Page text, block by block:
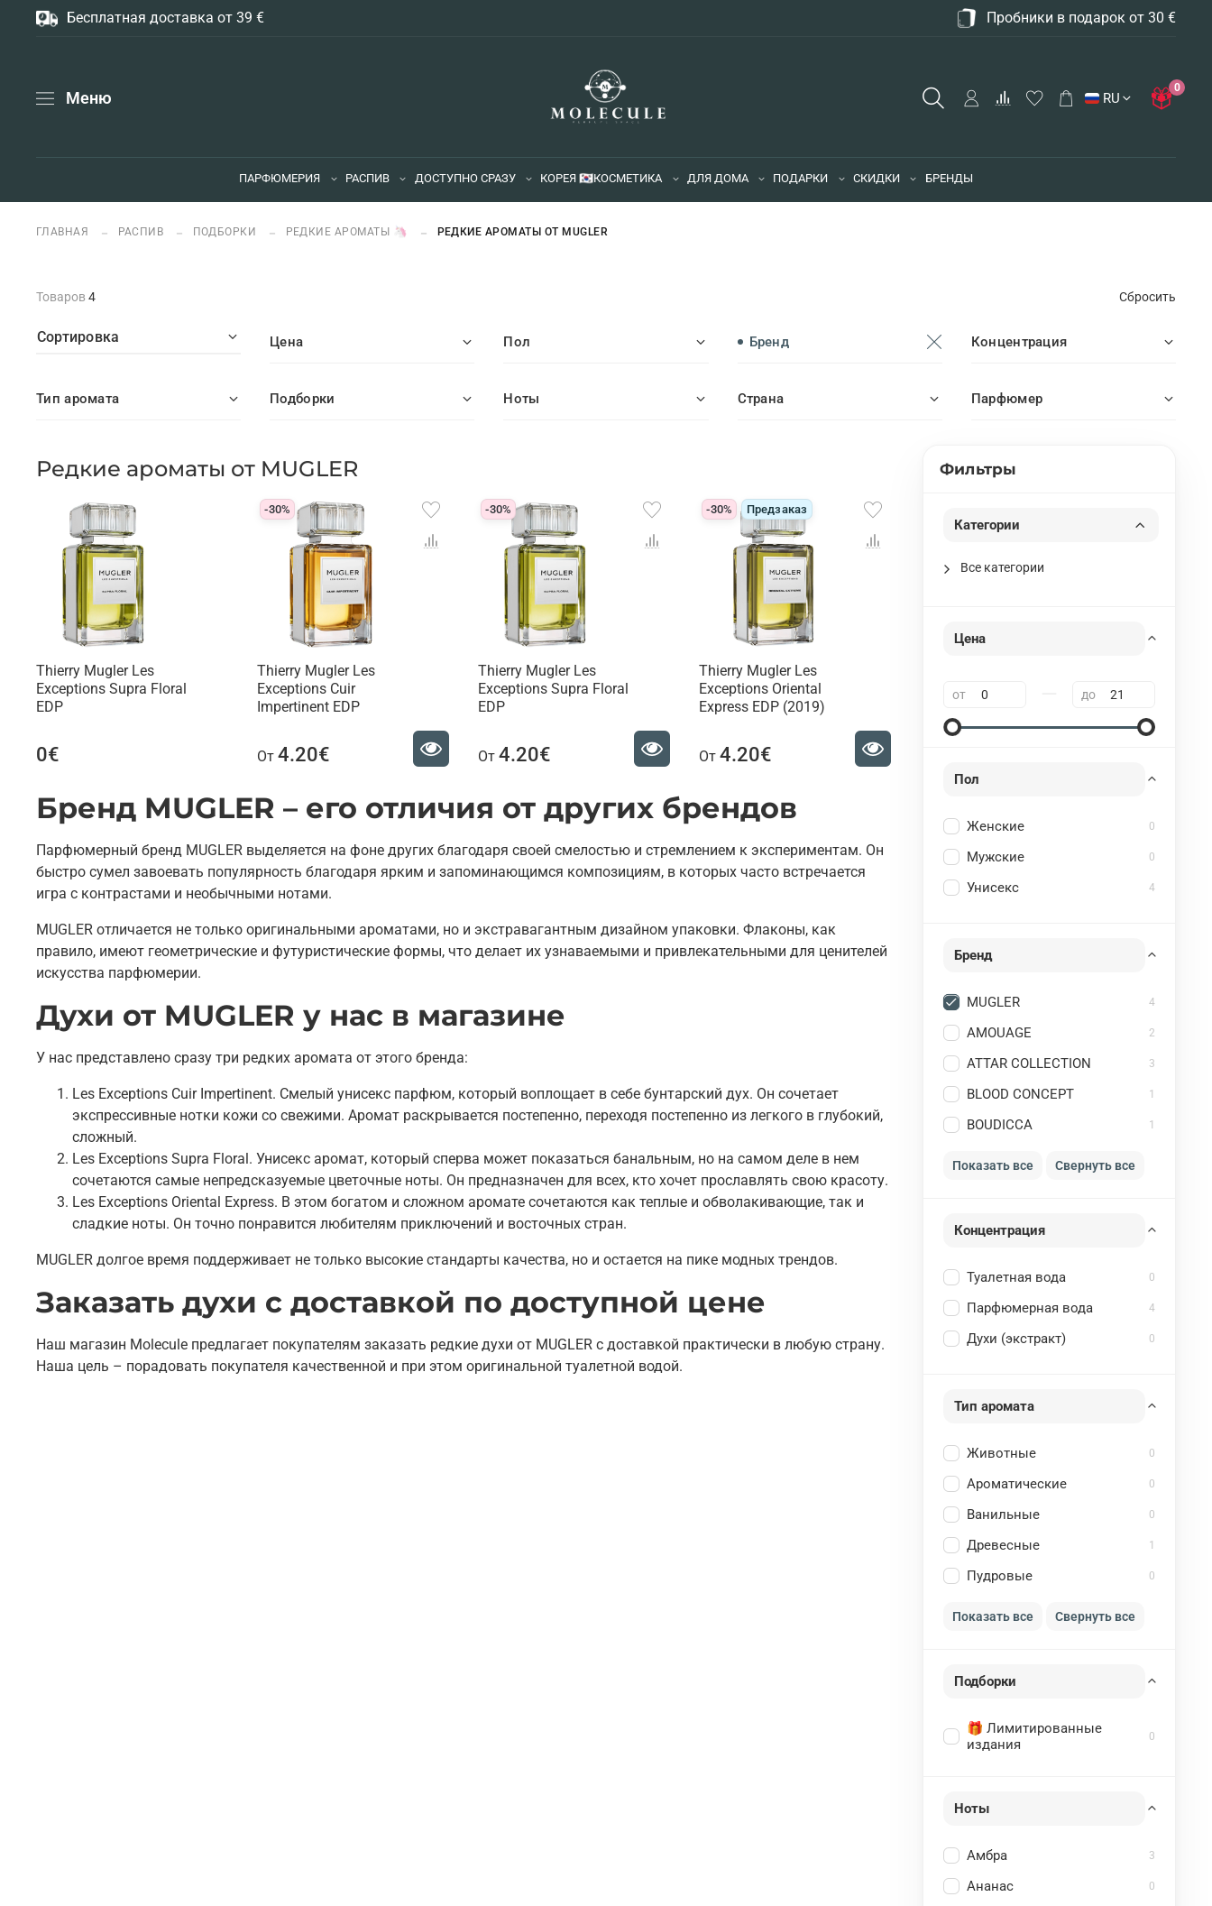
Бесплатная доставка от 39 € Пробники в подарок от 30 €
Меню RU
0
ПАРФЮМЕРИЯ РАСПИВ ДОСТУПНО СРАЗУ КОРЕЯ 🇰🇷КОСМЕТИКА ДЛЯ ДОМА ПОДАРКИ СКИДКИ БРЕНДЫ
ГЛАВНАЯ РАСПИВ ПОДБОРКИ РЕДКИЕ АРОМАТЫ 🦄 РЕДКИЕ АРОМАТЫ ОТ MUGLER
Товаров 4 Сбросить
Сортировка Цена Пол Бренд Концентрация
Тип аромата Подборки Ноты Страна Парфюмер
Редкие ароматы от MUGLER
Thierry Mugler Les
Exceptions Supra Floral
EDP
0€
-30%
Thierry Mugler Les
Exceptions Cuir
Impertinent EDP
От 4.20€
-30%
Thierry Mugler Les
Exceptions Supra Floral
EDP
От 4.20€
-30% Предзаказ
Thierry Mugler Les
Exceptions Oriental
Express EDP (2019)
От 4.20€
Бренд MUGLER – его отличия от других брендов
Парфюмерный бренд MUGLER выделяется на фоне других благодаря своей смелостью и стремлением к экспериментам. Он
быстро сумел завоевать популярность благодаря ярким и запоминающимся композициям, в которых часто встречается
игра с контрастами и необычными нотами.
MUGLER отличается не только оригинальными ароматами, но и экстравагантным дизайном упаковки. Флаконы, как
правило, имеют геометрические и футуристические формы, что делает их узнаваемыми и привлекательными для ценителей
искусства парфюмерии.
Духи от MUGLER у нас в магазине
У нас представлено сразу три редких аромата от этого бренда:
Les Exceptions Cuir Impertinent. Смелый унисекс парфюм, который воплощает в себе бунтарский дух. Он сочетает
экспрессивные нотки кожи со свежими. Аромат раскрывается постепенно, переходя постепенно из легкого в глубокий,
сложный.
Les Exceptions Supra Floral. Унисекс аромат, который сперва может показаться банальным, но на самом деле в нем
сочетаются самые непредсказуемые цветочные ноты. Он предназначен для всех, кто хочет прославлять свою красоту.
Les Exceptions Oriental Express. В этом богатом и сложном аромате сочетаются как теплые и обволакивающие, так и
сладкие ноты. Он точно понравится любителям приключений и восточных стран.
MUGLER долгое время поддерживает не только высокие стандарты качества, но и остается на пике модных трендов.
Заказать духи с доставкой по доступной цене
Наш магазин Molecule предлагает покупателям заказать редкие духи от MUGLER с доставкой практически в любую страну.
Наша цель – порадовать покупателя качественной и при этом оригинальной туалетной водой.
Фильтры
Категории
Все категории
Цена
от до
Пол
Женские 0
Мужские 0
Унисекс 4
Бренд
MUGLER 4
AMOUAGE 2
ATTAR COLLECTION 3
BLOOD CONCEPT 1
BOUDICCA 1
Показать все Свернуть все
Концентрация
Туалетная вода 0
Парфюмерная вода 4
Духи (экстракт) 0
Тип аромата
Животные 0
Ароматические 0
Ванильные 0
Древесные 1
Пудровые 0
Показать все Свернуть все
Подборки
🎁 Лимитированные
издания
0
Ноты
Амбра 3
Ананас 0